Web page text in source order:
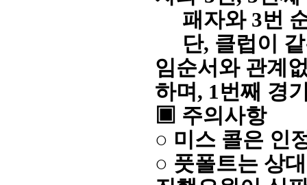
패자와 3번
단, 클럽이 같
임순서와 관
하며, 1번째 경
▣ 주의사항
○ 미스 콜은 인
○ 풋폴트는 상